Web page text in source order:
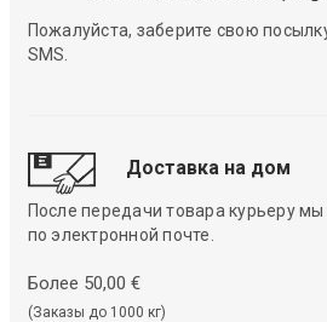
Пожалуйста, заберите свою
SMS.
Доставка на дом
После передачи товара курьеру
по электронной почте.
Более 50,00 €
(Заказы до 1000 кг)